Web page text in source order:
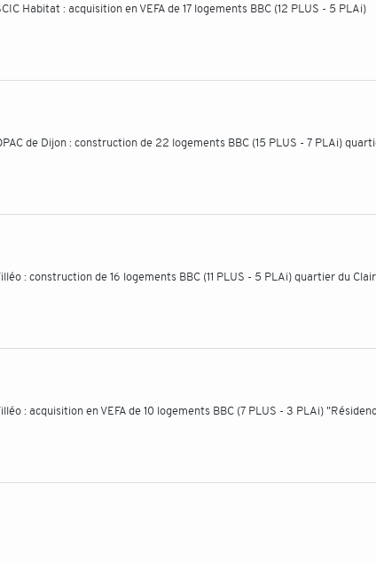
Habitat : acquisition en VEFA de 17 logements BBC (12 PLUS - 5 PLAi)
de Dijon : construction de 22 logements BBC (15 PLUS - 7 PLAi)
: construction de 16 logements BBC (11 PLUS - 5 PLAi) quartier du
: acquisition en VEFA de 10 logements BBC (7 PLUS - 3 PLAi)